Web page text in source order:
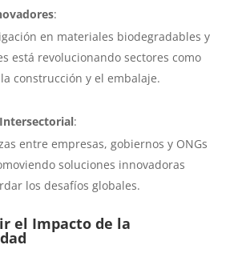
:
en materiales biodegradables y
está revolucionando sectores como
construcción y el embalaje.
:
entre empresas, gobiernos y ONGs
soluciones innovadoras
los desafíos globales.
el Impacto de la